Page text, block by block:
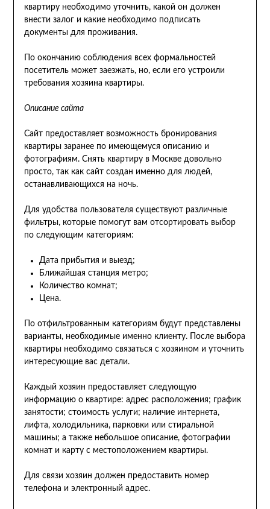
квартиру необходимо уточнить, какой он должен
внести залог и какие необходимо подписать
документы для проживания.
По окончанию соблюдения всех формальностей
посетитель может заезжать, но, если его устроили
требования хозяина квартиры.
Описание сайта
Сайт предоставляет возможность бронирования
квартиры заранее по имеющемуся описанию и
фотографиям. Снять квартиру в Москве довольно
просто, так как сайт создан именно для людей,
останавливающихся на ночь.
Для удобства пользователя существуют различные
фильтры, которые помогут вам отсортировать выбор
по следующим категориям:
Дата прибытия и выезд;
Ближайшая станция метро;
Количество комнат;
Цена.
По отфильтрованным категориям будут представлены
варианты, необходимые именно клиенту. После выбора
квартиры необходимо связаться с хозяином и уточнить
интересующие вас детали.
Каждый хозяин предоставляет следующую
информацию о квартире: адрес расположения; график
занятости; стоимость услуги; наличие интернета,
лифта, холодильника, парковки или стиральной
машины; а также небольшое описание, фотографии
комнат и карту с местоположением квартиры.
Для связи хозяин должен предоставить номер
телефона и электронный адрес.